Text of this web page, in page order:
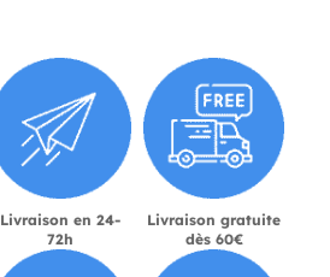
Livraison en 24-
72h
Livraison gratuite
dès 60€